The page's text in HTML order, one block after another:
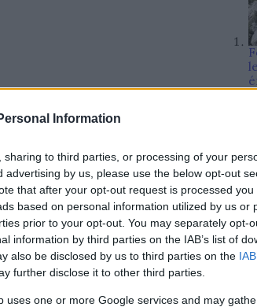
Information
to third parties, or processing of your
advertising by us, please use the below opt-out
that after your opt-out request is processed you
based on personal information utilized by us or
prior to your opt-out. You may separately opt-
information by third parties on the IAB’s list of
also be disclosed by us to third parties on the
further disclose it to other third parties.
uses one or more Google services and may